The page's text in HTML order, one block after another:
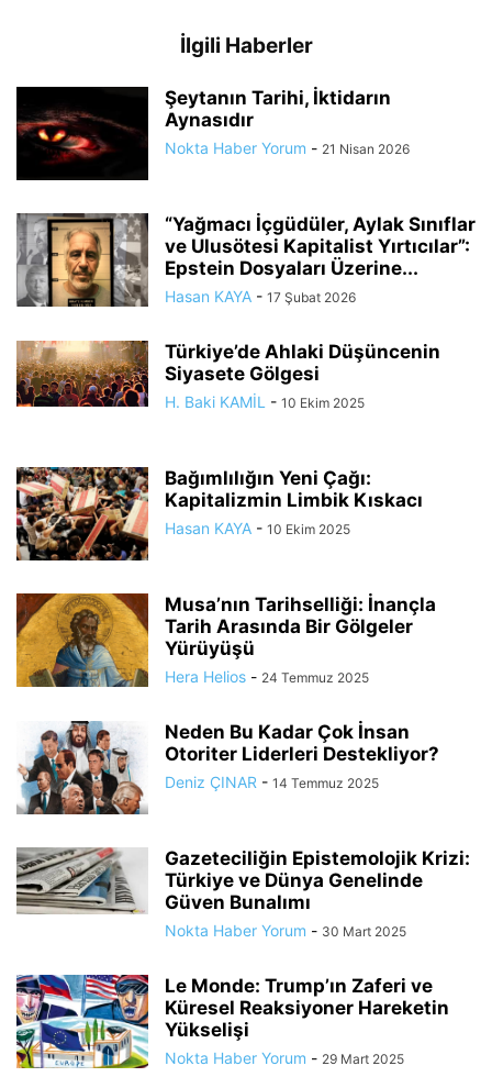
İlgili Haberler
Şeytanın Tarihi, İktidarın
Aynasıdır
Nokta Haber Yorum - 21 Nisan 2026
“Yağmacı İçgüdüler, Aylak Sınıflar
ve Ulusötesi Kapitalist Yırtıcılar”:
Epstein Dosyaları Üzerine...
Hasan KAYA - 17 Şubat 2026
Türkiye’de Ahlaki Düşüncenin
Siyasete Gölgesi
H. Baki KAMİL - 10 Ekim 2025
Bağımlılığın Yeni Çağı:
Kapitalizmin Limbik Kıskacı
Hasan KAYA - 10 Ekim 2025
Musa’nın Tarihselliği: İnançla
Tarih Arasında Bir Gölgeler
Yürüyüşü
Hera Helios - 24 Temmuz 2025
Neden Bu Kadar Çok İnsan
Otoriter Liderleri Destekliyor?
Deniz ÇINAR - 14 Temmuz 2025
Gazeteciliğin Epistemolojik Krizi:
Türkiye ve Dünya Genelinde
Güven Bunalımı
Nokta Haber Yorum - 30 Mart 2025
Le Monde: Trump’ın Zaferi ve
Küresel Reaksiyoner Hareketin
Yükselişi
Nokta Haber Yorum - 29 Mart 2025